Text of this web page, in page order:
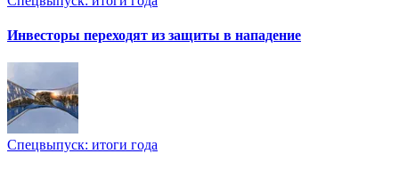
Инвесторы переходят из защиты в нападение
Спецвыпуск: итоги года